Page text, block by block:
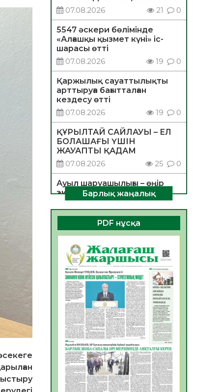
07.08.2026
21 0
5547 әскери бөлімінде
«Алғашқы қызмет күні» іс-
шарасы өтті
07.08.2026
19 0
Қаржылық сауаттылықты
арттыруға бағытталған
кездесу өтті
07.08.2026
19 0
ҚҰРЫЛТАЙ САЙЛАУЫ – ЕЛ
БОЛАШАҒЫ ҮШІН
ЖАУАПТЫ ҚАДАМ
07.08.2026
25 0
Ауыл шаруашылығы – өңір
экономикасының негізгі
тірегі
06.08.2026
34 0
ҚОҒАМДЫҚ БЕЛСЕНДІЛІК –
ЕЛ ДАМУЫНЫҢ НЕГІЗІ
06.08.2026
32
ҚҰРЫЛТАЙ САЙЛАУЫ –
БОЛАШАҚҚА БАСТАР
ЖАУАПТЫ ТАҢДАУ
06.08.2026
35
Инфекциялық ауруларға
қарсы иммундау
жұмыстарының тиімділігі
06.08.2026
35
Көкжөтел ауруы туралы
Барлық жаңалық
PDF нұсқа